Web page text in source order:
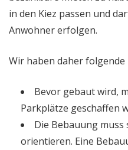
in den Kiez passen und
Anwohner erfolgen.
Wir haben daher folgende
Bevor gebaut wird,
Parkplätze geschaffen
Die Bebauung
orientieren. Eine